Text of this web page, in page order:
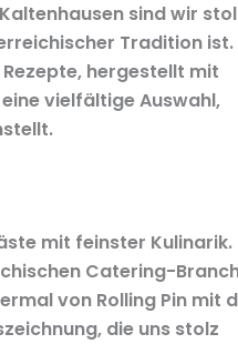
sind wir
Tradition ist.
hergestellt mit
vielfältige Auswahl,
mit feinster Kulinarik.
Catering-
von Rolling Pin mit
die uns stolz